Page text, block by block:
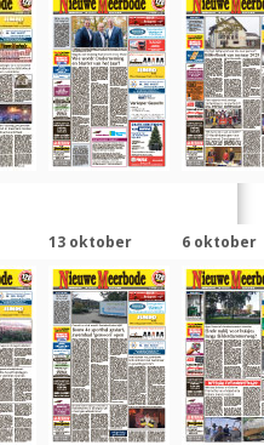
13 oktober 6 oktober